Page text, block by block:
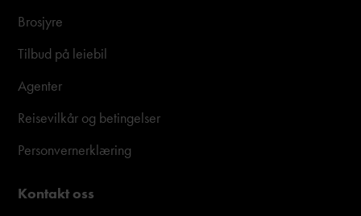
Brosjyre
Tilbud på leiebil
Agenter
Reisevilkår og betingelser
Personvernerklæring
Kontakt oss